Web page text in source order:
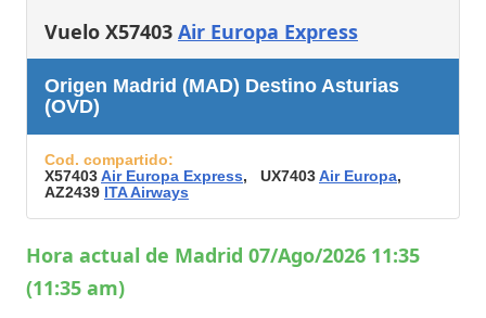
Vuelo X57403 Air Europa Express
Origen Madrid (MAD) Destino Asturias
(OVD)
Cod. compartido:
X57403Air Europa Express, UX7403Air Europa,
AZ2439 ITA Airways
Hora actual de Madrid 07/Ago/2026 11:35
(11:35 am)